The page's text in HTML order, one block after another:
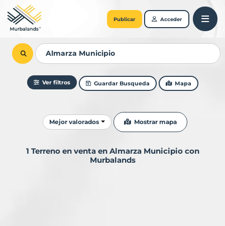
Publicar Acceder
Ver filtros Guardar Busqueda Mapa
Ordenar resultados
Mejor valorados Mostrar mapa
1 Terreno en venta en Almarza Municipio con
Murbalands